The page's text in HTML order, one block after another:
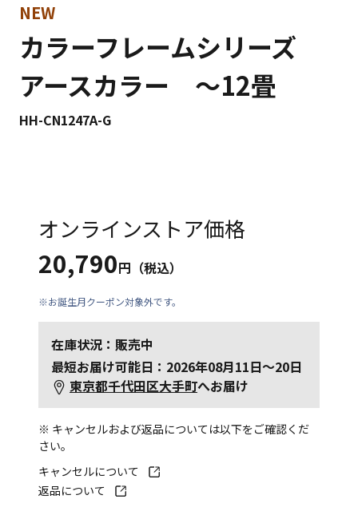
NEW
カラーフレームシリーズ
アースカラー 〜12畳
HH-CN1247A-G
オンラインストア価格
20,790円（税込）
※お誕生月クーポン対象外です。
在庫状況：販売中
最短お届け可能日：2026年08月11日～20日
東京都千代田区大手町へお届け
※ キャンセルおよび返品については以下をご確認くだ
さい。
キャンセルについて
返品について